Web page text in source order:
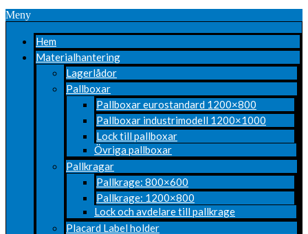
Meny
Hem
Materialhantering
Lagerlådor
Pallboxar
Pallboxar eurostandard 1200×800
Pallboxar industrimodell 1200×1000
Lock till pallboxar
Övriga pallboxar
Pallkragar
Pallkrage: 800×600
Pallkrage: 1200×800
Lock och avdelare till pallkrage
Placard Label holder